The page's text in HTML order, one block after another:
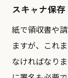
スキャナ保存
紙で領収書や
ますが、これ
なければなり